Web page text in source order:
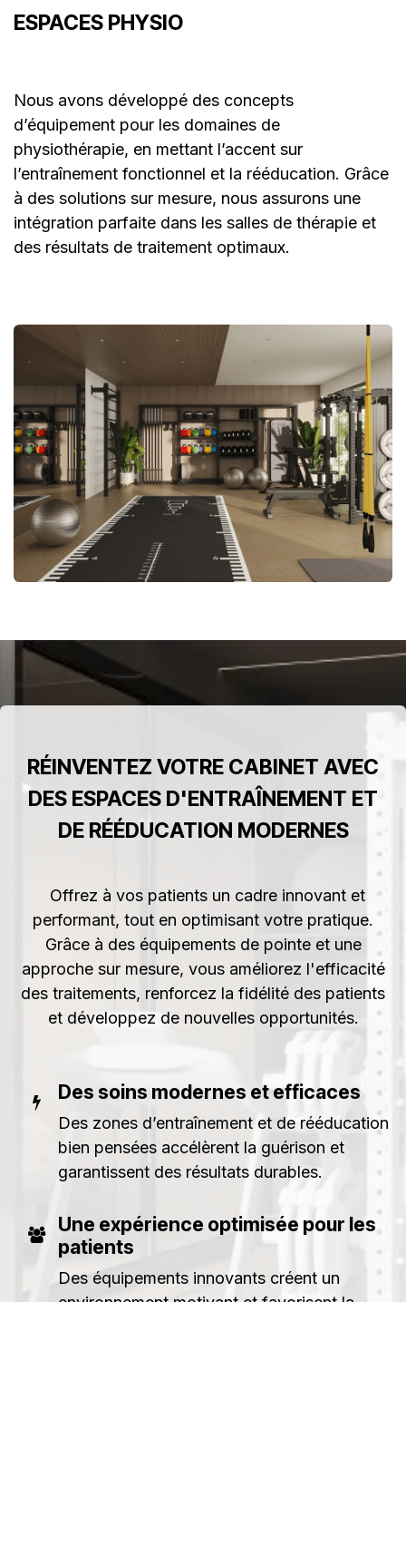
ESPACES PHYSIO
Nous avons développé des concepts
d’équipement pour les domaines de
physiothérapie, en mettant l’accent sur
l’entraînement fonctionnel et la rééducation. Grâce
à des solutions sur mesure, nous assurons une
intégration parfaite dans les salles de thérapie et
des résultats de traitement optimaux.
RÉINVENTEZ VOTRE CABINET AVEC
DES ESPACES D'ENTRAÎNEMENT ET
DE RÉÉDUCATION MODERNES
Offrez à vos patients un cadre innovant et
performant, tout en optimisant votre pratique.
Grâce à des équipements de pointe et une
approche sur mesure, vous améliorez l'efficacité
des traitements, renforcez la fidélité des patients
et développez de nouvelles opportunités.
Des soins modernes et efficaces
Des zones d’entraînement et de rééducation
bien pensées accélèrent la guérison et
garantissent des résultats durables.
Une expérience optimisée pour les
patients
Des équipements innovants créent un
environnement motivant et favorisent la